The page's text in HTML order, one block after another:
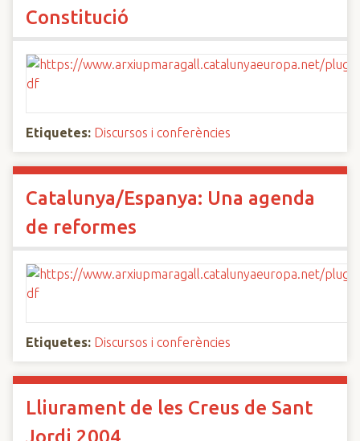
Constitució
Etiquetes: Discursos i conferències
Catalunya/Espanya: Una agenda
de reformes
Etiquetes: Discursos i conferències
Lliurament de les Creus de Sant
Jordi 2004